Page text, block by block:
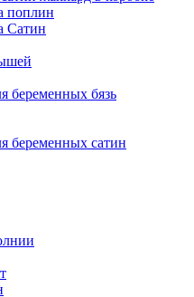
поплин
Сатин
беременных бязь
беременных сатин